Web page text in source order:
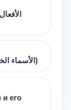
Правило пяти арабских имён (الأسماء الخمسة)